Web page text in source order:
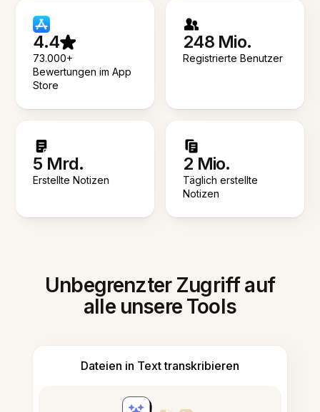
4.4
73.000+
Bewertungen im App
Store
248 Mio.
Registrierte Benutzer
5 Mrd.
Erstellte Notizen
2 Mio.
Täglich erstellte
Notizen
Unbegrenzter Zugriff auf
alle unsere Tools
Dateien in Text transkribieren